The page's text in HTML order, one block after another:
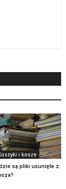
i kosze
są pliki usunięte z